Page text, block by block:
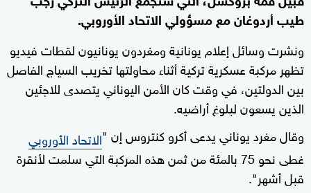
طيب أردوغان مع مسؤولي الاتحاد الأوروبي.
ونشرت وسائل إعلام يونانية ومغردون يونانيون لقطات فيديو
تظهر مركبة عسكرية تركية أثناء محاولتها تخريب السياج الفاصل
بين الدولتين، في وقت كان الأمن اليوناني يتصدى للاجئين
الذين يسعون لبلوغ أراضيه.
وقال مغرد يوناني يدعى أكرو كنتروس إن "الاتحاد الأوروبي
غطى نحو 75 بالمئة من ثمن هذه المركبة التي سلمت لأنقرة
قبل أشهر".